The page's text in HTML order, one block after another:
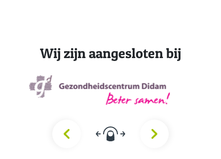
Wij zijn aangesloten bij